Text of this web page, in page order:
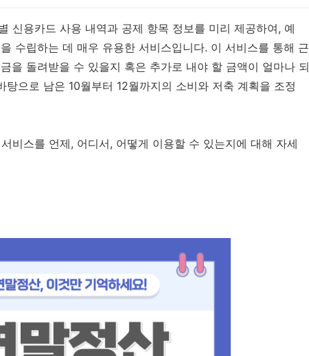
신용카드 사용 내역과 공제 항목 정보를 미리 제공하여, 예
수립하는 데 매우 유용한 서비스입니다. 이 서비스를 통해 근
을 돌려받을 수 있을지 혹은 추가로 내야 할 금액이 얼마나 되
으로 남은 10월부터 12월까지의 소비와 저축 계획을 조정
비스를 언제, 어디서, 어떻게 이용할 수 있는지에 대해 자세